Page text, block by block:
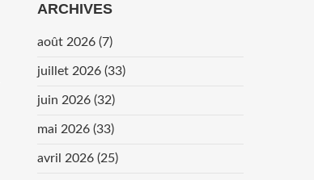
ARCHIVES
août 2026 (7)
juillet 2026 (33)
juin 2026 (32)
mai 2026 (33)
avril 2026 (25)